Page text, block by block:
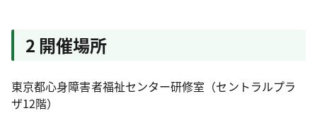
2 開催場所
東京都心身障害者福祉センター研修室（セントラルプラ
ザ12階）